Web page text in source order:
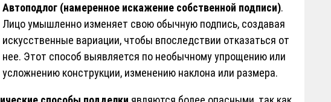
Автоподлог (намеренное искажение собственной подписи).
Лицо умышленно изменяет свою обычную подпись, создавая
искусственные вариации, чтобы впоследствии отказаться от
нее. Этот способ выявляется по необычному упрощению или
усложнению конструкции, изменению наклона или размера.